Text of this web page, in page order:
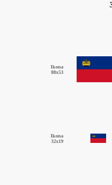
Ikona
88x53
Ikona
32x19